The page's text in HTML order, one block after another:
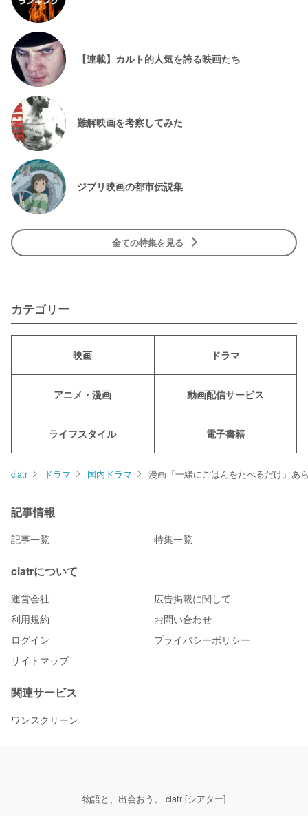
【連載】カルト的人気を誇る映画たち
難解映画を考察してみた
ジブリ映画の都市伝説集
全ての特集を見る
カテゴリー
映画 ドラマ
アニメ・漫画 動画配信サービス
ライフスタイル 電子書籍
ciatr ドラマ 国内ドラマ 漫画『一緒にごはんをたべるだけ』あ
記事情報
記事一覧 特集一覧
ciatrについて
運営会社
広告掲載に関して
利用規約
お問い合わせ
ログイン
プライバシーポリシー
サイトマップ
関連サービス
ワンスクリーン
物語と、出会おう。 ciatr [シアター]